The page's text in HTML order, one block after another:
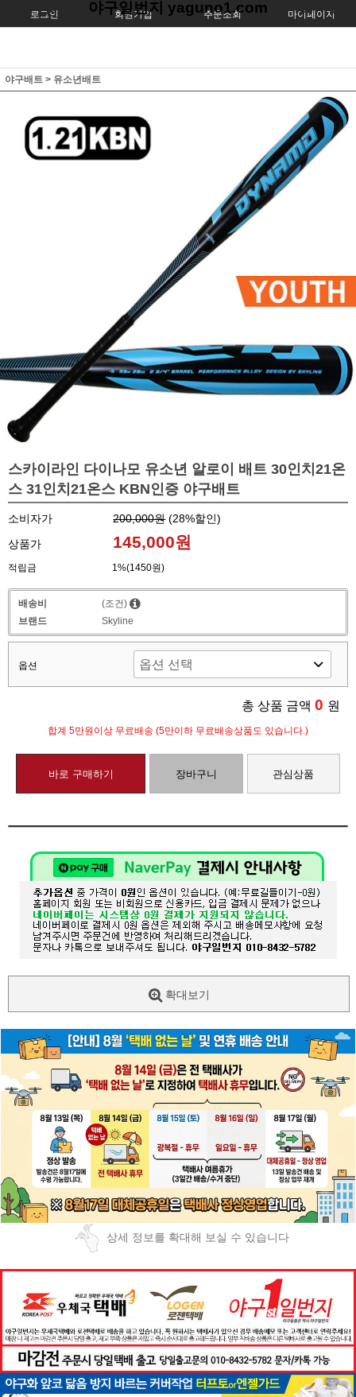
로그인 회원가입 주문조회 마이페이지
야구일번지 yaguno1.com
야구배트 > 유소년배트
스카이라인 다이나모 유소년 알로이 배트 30인치21온
스 31인치21온스 KBN인증 야구배트
소비자가 200,000원 (28%할인)
상품가
145,000원
적립금 1%(1450원)
배송비
(조건)
브랜드
Skyline
옵션
총 상품 금액 0 원
합계 5만원이상 무료배송 (5만이하 무료배송상품도 있습니다.)
바로 구매하기 장바구니 관심상품
확대보기
상세 정보를 확대해 보실 수 있습니다